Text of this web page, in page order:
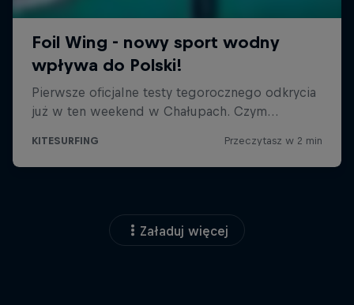
Załaduj więcej